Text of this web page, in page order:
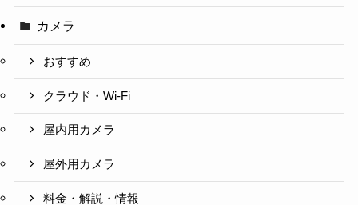
カメラ
おすすめ
クラウド・Wi-Fi
屋内用カメラ
屋外用カメラ
料金・解説・情報